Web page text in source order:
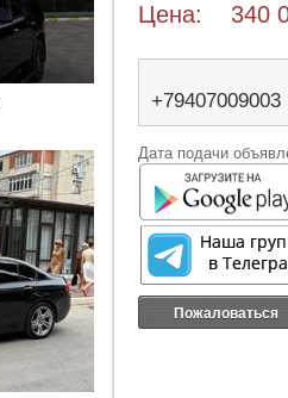
Цена: 340
+79407009003
Дата подачи
Пожаловаться